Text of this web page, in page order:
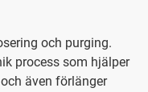
och purging.
process som hjälper
även förlänger